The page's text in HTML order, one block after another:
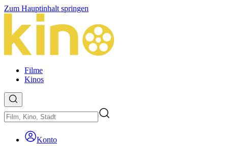
Zum Hauptinhalt springen
Filme
Kinos
Konto